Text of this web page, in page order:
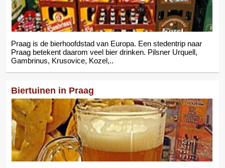
Praag is de bierhoofdstad van Europa. Een stedentrip naar
Praag betekent daarom veel bier drinken. Pilsner Urquell,
Gambrinus, Krusovice, Kozel,..
Biertuinen in Praag